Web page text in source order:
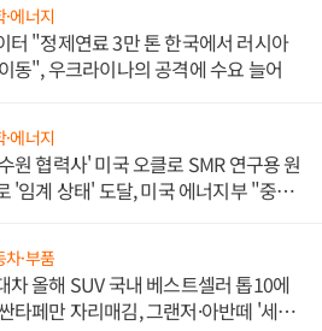
에너지
터 "정제연료 3만 톤 한국에서 러시아
동", 우크라이나의 공격에 수요 늘어
에너지
원 협력사' 미국 오클로 SMR 연구용 원
'임계 상태' 도달, 미국 에너지부 "중요
차·부품
차 올해 SUV 국내 베스트셀러 톱10에
타페만 자리매김, 그랜저·아반떼 '세단